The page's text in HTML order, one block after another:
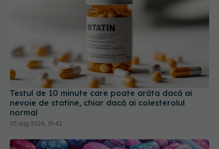
Testul de 10 minute care poate arăta dacă ai
nevoie de statine, chiar dacă ai colesterolul
normal
05 aug 2026, 19:42